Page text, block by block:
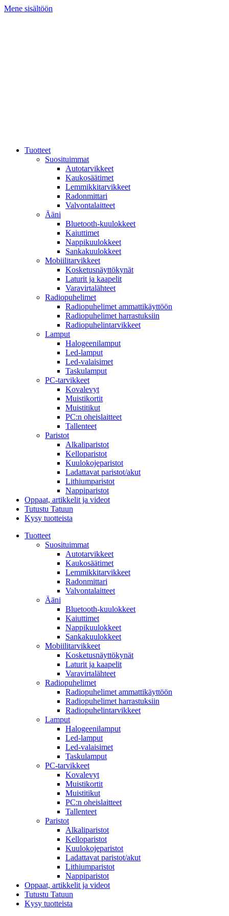
Mene sisältöön
Tuotteet
Suosituimmat
Autotarvikkeet
Kaukosäätimet
Lemmikkitarvikkeet
Radonmittari
Valvontalaitteet
Ääni
Bluetooth-kuulokkeet
Kaiuttimet
Nappikuulokkeet
Sankakuulokkeet
Mobiilitarvikkeet
Kosketusnäyttökynät
Laturit ja kaapelit
Varavirtalähteet
Radiopuhelimet
Radiopuhelimet ammattikäyttöön
Radiopuhelimet harrastuksiin
Radiopuhelintarvikkeet
Lamput
Halogeenilamput
Led-lamput
Led-valaisimet
Taskulamput
PC-tarvikkeet
Kovalevyt
Muistikortit
Muistitikut
PC:n oheislaitteet
Tallenteet
Paristot
Alkaliparistot
Kelloparistot
Kuulokojeparistot
Ladattavat paristot/akut
Lithiumparistot
Nappiparistot
Oppaat, artikkelit ja videot
Tutustu Tatuun
Kysy tuotteista
Tuotteet
Suosituimmat
Autotarvikkeet
Kaukosäätimet
Lemmikkitarvikkeet
Radonmittari
Valvontalaitteet
Ääni
Bluetooth-kuulokkeet
Kaiuttimet
Nappikuulokkeet
Sankakuulokkeet
Mobiilitarvikkeet
Kosketusnäyttökynät
Laturit ja kaapelit
Varavirtalähteet
Radiopuhelimet
Radiopuhelimet ammattikäyttöön
Radiopuhelimet harrastuksiin
Radiopuhelintarvikkeet
Lamput
Halogeenilamput
Led-lamput
Led-valaisimet
Taskulamput
PC-tarvikkeet
Kovalevyt
Muistikortit
Muistitikut
PC:n oheislaitteet
Tallenteet
Paristot
Alkaliparistot
Kelloparistot
Kuulokojeparistot
Ladattavat paristot/akut
Lithiumparistot
Nappiparistot
Oppaat, artikkelit ja videot
Tutustu Tatuun
Kysy tuotteista